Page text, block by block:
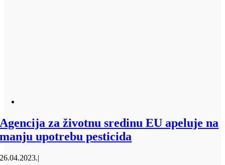
Agencija za životnu sredinu EU apeluje na
manju upotrebu pesticida
26.04.2023.|